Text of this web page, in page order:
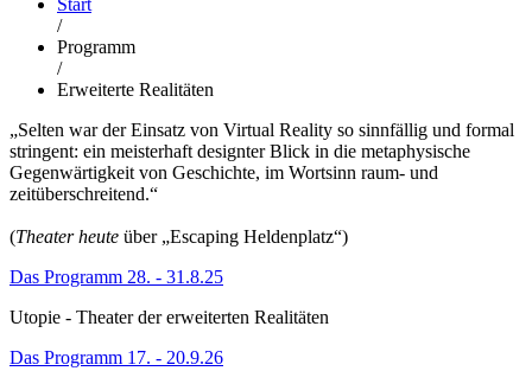
Start
/
Programm
/
Erweiterte Realitäten
„Selten war der Einsatz von Virtual Reality so sinnfällig und formal
stringent: ein meisterhaft designter Blick in die metaphysische
Gegenwärtigkeit von Geschichte, im Wortsinn raum- und
zeitüberschreitend.“
(Theater heute über „Escaping Heldenplatz“)
Das Programm 28. - 31.8.25
Utopie - Theater der erweiterten Realitäten
Das Programm 17. - 20.9.26